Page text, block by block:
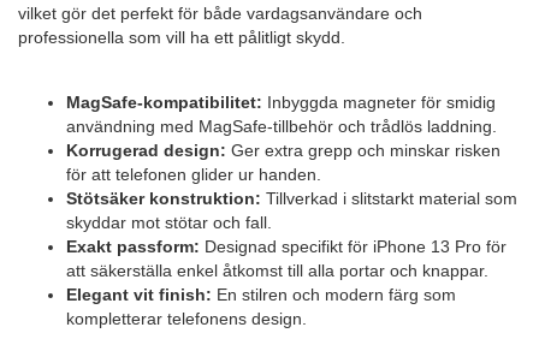
vilket gör det perfekt för både vardagsanvändare och
professionella som vill ha ett pålitligt skydd.
MagSafe-kompatibilitet: Inbyggda magneter för smidig
användning med MagSafe-tillbehör och trådlös laddning.
Korrugerad design: Ger extra grepp och minskar risken
för att telefonen glider ur handen.
Stötsäker konstruktion: Tillverkad i slitstarkt material som
skyddar mot stötar och fall.
Exakt passform: Designad specifikt för iPhone 13 Pro för
att säkerställa enkel åtkomst till alla portar och knappar.
Elegant vit finish: En stilren och modern färg som
kompletterar telefonens design.